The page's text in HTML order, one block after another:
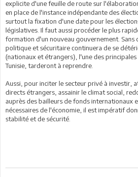
explicite d'une feuille de route sur
en place de l'instance indépendante des
surtout la fixation d'une date pour les
législatives. Il faut aussi procéder le plus
formation d'un nouveau gouvernement. Sans
politique et sécuritaire continuera de se
(nationaux et étrangers), l'une des principales
Tunisie, tarderont à reprendre.
Aussi, pour inciter le secteur privé à investir,
directs étrangers, assainir le climat social,
auprès des bailleurs de fonds internationaux
nécessaires de l'économie, il est impératif
stabilité et de sécurité.